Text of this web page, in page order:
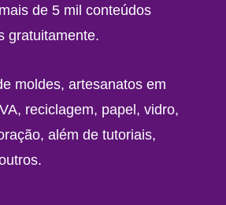
de 5 mil conteúdos
gratuitamente.
moldes, artesanatos em
reciclagem, papel, vidro,
além de tutoriais,